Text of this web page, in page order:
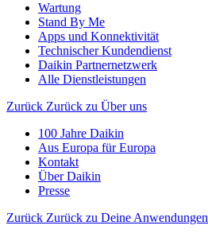
Wartung
Stand By Me
Apps und Konnektivität
Technischer Kundendienst
Daikin Partnernetzwerk
Alle Dienstleistungen
Zurück Zurück zu Über uns
100 Jahre Daikin
Aus Europa für Europa
Kontakt
Über Daikin
Presse
Zurück Zurück zu Deine Anwendungen